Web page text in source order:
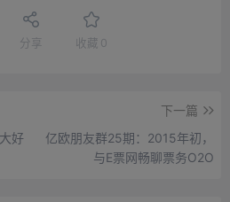
分享 收藏 0
好
下一篇
亿欧朋友群25期：2015年初，
与E票网畅聊票务O2O